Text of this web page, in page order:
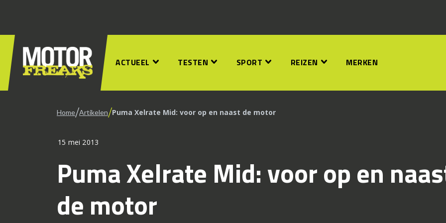
ACTUEEL TESTEN SPORT REIZEN MERKEN
Home/Artikelen/Puma Xelrate Mid: voor op en naast de motor
15 mei 2013
Puma Xelrate Mid: voor op en
de motor